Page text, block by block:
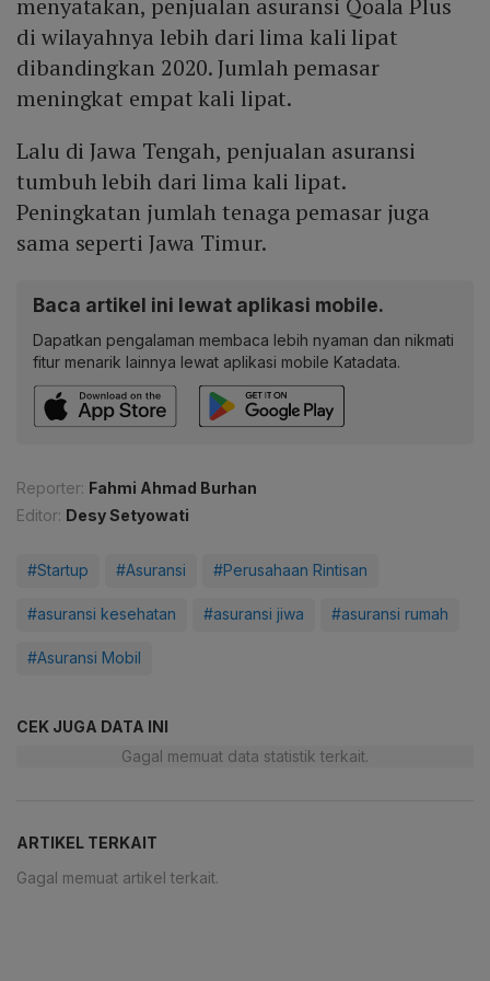
menyatakan, penjualan asuransi Qoala Plus
di wilayahnya lebih dari lima kali lipat
dibandingkan 2020. Jumlah pemasar
meningkat empat kali lipat.
Lalu di Jawa Tengah, penjualan asuransi
tumbuh lebih dari lima kali lipat.
Peningkatan jumlah tenaga pemasar juga
sama seperti Jawa Timur.
Baca artikel ini lewat aplikasi mobile.
Dapatkan pengalaman membaca lebih nyaman dan nikmati
fitur menarik lainnya lewat aplikasi mobile Katadata.
Reporter: Fahmi Ahmad Burhan
Editor: Desy Setyowati
#Startup #Asuransi #Perusahaan Rintisan
#asuransi kesehatan #asuransi jiwa #asuransi rumah
#Asuransi Mobil
CEK JUGA DATA INI
Gagal memuat data statistik terkait.
ARTIKEL TERKAIT
Gagal memuat artikel terkait.